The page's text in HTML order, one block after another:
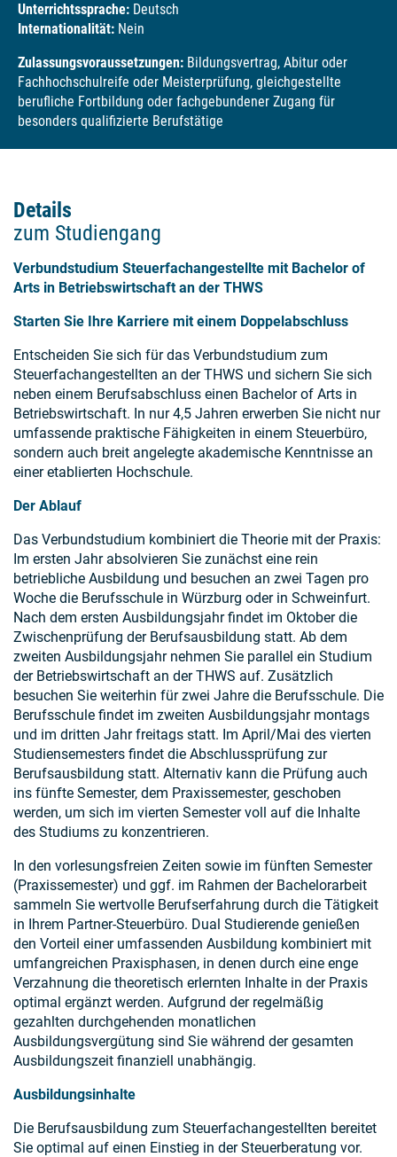
Unterrichtssprache: Deutsch
Internationalität: Nein
Zulassungsvoraussetzungen: Bildungsvertrag, Abitur oder
Fachhochschulreife oder Meisterprüfung, gleichgestellte
berufliche Fortbildung oder fachgebundener Zugang für
besonders qualifizierte Berufstätige
Details
zum Studiengang
Verbundstudium Steuerfachangestellte mit Bachelor of
Arts in Betriebswirtschaft an der THWS
Starten Sie Ihre Karriere mit einem Doppelabschluss
Entscheiden Sie sich für das Verbundstudium zum
Steuerfachangestellten an der THWS und sichern Sie sich
neben einem Berufsabschluss einen Bachelor of Arts in
Betriebswirtschaft. In nur 4,5 Jahren erwerben Sie nicht nur
umfassende praktische Fähigkeiten in einem Steuerbüro,
sondern auch breit angelegte akademische Kenntnisse an
einer etablierten Hochschule.
Der Ablauf
Das Verbundstudium kombiniert die Theorie mit der Praxis:
Im ersten Jahr absolvieren Sie zunächst eine rein
betriebliche Ausbildung und besuchen an zwei Tagen pro
Woche die Berufsschule in Würzburg oder in Schweinfurt.
Nach dem ersten Ausbildungsjahr findet im Oktober die
Zwischenprüfung der Berufsausbildung statt. Ab dem
zweiten Ausbildungsjahr nehmen Sie parallel ein Studium
der Betriebswirtschaft an der THWS auf. Zusätzlich
besuchen Sie weiterhin für zwei Jahre die Berufsschule. Die
Berufsschule findet im zweiten Ausbildungsjahr montags
und im dritten Jahr freitags statt. Im April/Mai des vierten
Studiensemesters findet die Abschlussprüfung zur
Berufsausbildung statt. Alternativ kann die Prüfung auch
ins fünfte Semester, dem Praxissemester, geschoben
werden, um sich im vierten Semester voll auf die Inhalte
des Studiums zu konzentrieren.
In den vorlesungsfreien Zeiten sowie im fünften Semester
(Praxissemester) und ggf. im Rahmen der Bachelorarbeit
sammeln Sie wertvolle Berufserfahrung durch die Tätigkeit
in Ihrem Partner-Steuerbüro. Dual Studierende genießen
den Vorteil einer umfassenden Ausbildung kombiniert mit
umfangreichen Praxisphasen, in denen durch eine enge
Verzahnung die theoretisch erlernten Inhalte in der Praxis
optimal ergänzt werden. Aufgrund der regelmäßig
gezahlten durchgehenden monatlichen
Ausbildungsvergütung sind Sie während der gesamten
Ausbildungszeit finanziell unabhängig.
Ausbildungsinhalte
Die Berufsausbildung zum Steuerfachangestellten bereitet
Sie optimal auf einen Einstieg in der Steuerberatung vor.